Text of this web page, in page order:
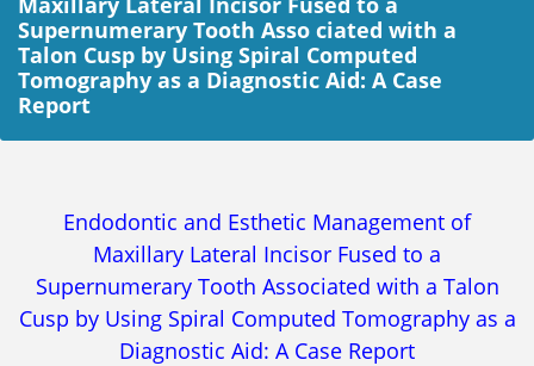
Supernumerary Tooth Asso ciated with a
Talon Cusp by Using Spiral Computed
Tomography as a Diagnostic Aid: A Case
Report
Endodontic and Esthetic Management of
Maxillary Lateral Incisor Fused to a
Supernumerary Tooth Associated with a Talon
Cusp by Using Spiral Computed Tomography as a
Diagnostic Aid: A Case Report